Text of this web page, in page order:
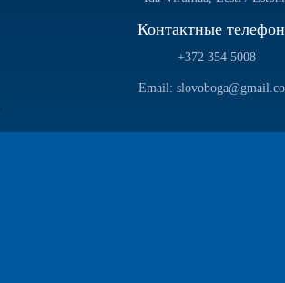
Контактные
+372 354 5008
Email: